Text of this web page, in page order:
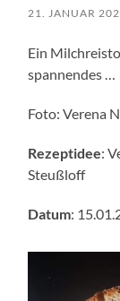
21. JANUAR
Ein
spannendes …
Foto: Verena
Rezeptidee:
Steußloff
Datum: